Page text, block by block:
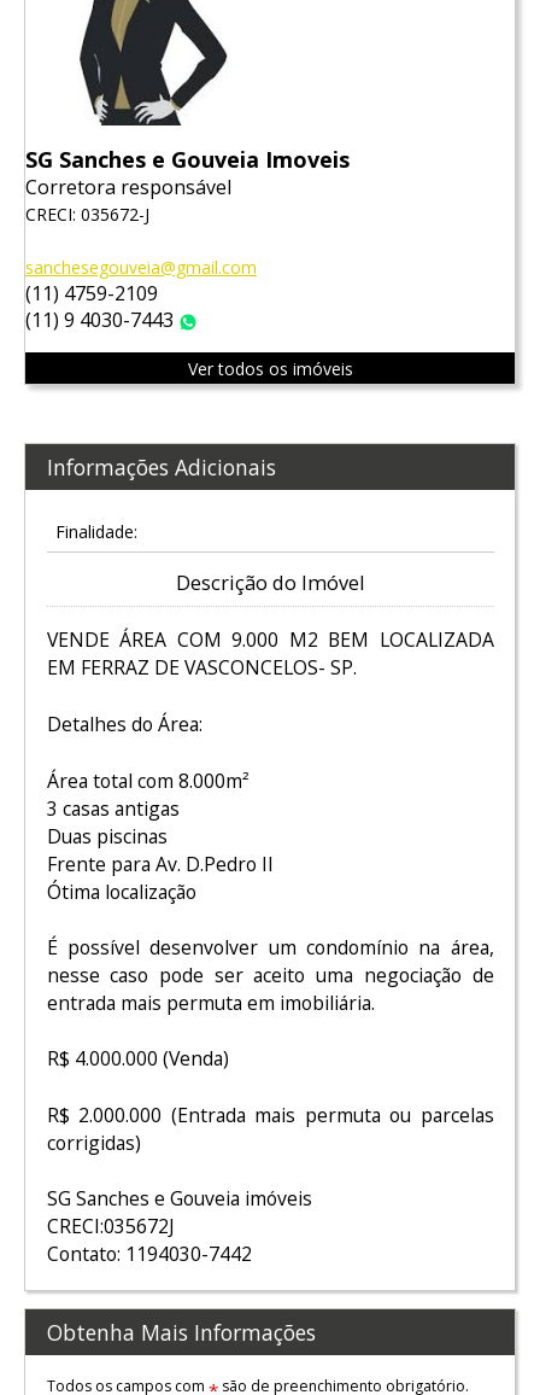
SG Sanches e Gouveia Imoveis
Corretora responsável
CRECI: 035672-J
sanchesegouveia@gmail.com
(11) 4759-2109
(11) 9 4030-7443
Ver todos os imóveis
Informações Adicionais
Finalidade:
Descrição do Imóvel
VENDE ÁREA COM 9.000 M2 BEM LOCALIZADA
EM FERRAZ DE VASCONCELOS- SP.
Detalhes do Área:
Área total com 8.000m²
3 casas antigas
Duas piscinas
Frente para Av. D.Pedro II
Ótima localização
É possível desenvolver um condomínio na área,
nesse caso pode ser aceito uma negociação de
entrada mais permuta em imobiliária.
R$ 4.000.000 (Venda)
R$ 2.000.000 (Entrada mais permuta ou parcelas
corrigidas)
SG Sanches e Gouveia imóveis
CRECI:035672J
Contato: 1194030-7442
Obtenha Mais Informações
Todos os campos com são de preenchimento obrigatório.